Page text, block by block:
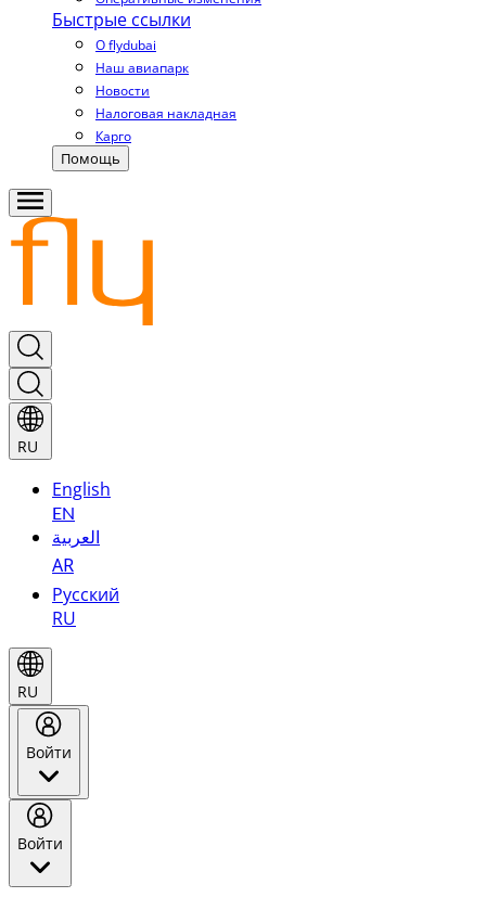
Быстрые ссылки
О flydubai
Наш авиапарк
Новости
Налоговая накладная
Карго
Помощь
RU
English
EN
العربية
AR
Русский
RU
RU
Войти
Войти